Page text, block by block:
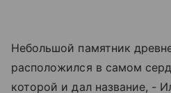
Небольшой памятник
расположился в самом
которой и дал название, -